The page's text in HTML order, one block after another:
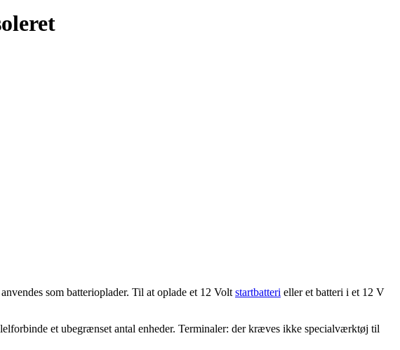
som batterioplader. Til at oplade et 12 Volt startbatteri eller et batteri i et 12 V
et ubegrænset antal enheder. Terminaler: der kræves ikke specialværktøj til